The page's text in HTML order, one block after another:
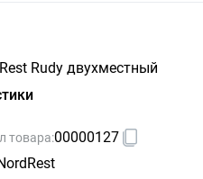
Rudy двухместный
товара:00000127